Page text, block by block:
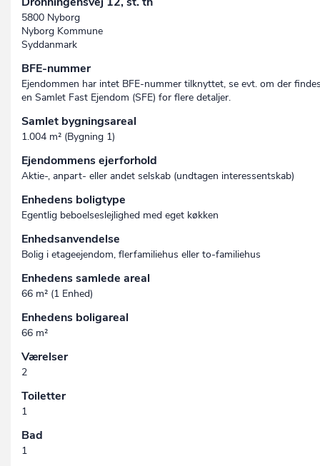
5800 Nyborg
Nyborg Kommune
Syddanmark
BFE-nummer
Ejendommen har intet BFE-nummer tilknyttet, se evt. om der
en Samlet Fast Ejendom (SFE) for flere detaljer.
Samlet bygningsareal
1.004 m² (Bygning 1)
Ejendommens ejerforhold
Aktie-, anpart- eller andet selskab (undtagen interessent­skab)
Enhedens boligtype
Egentlig beboelseslejlighed med eget køkken
Enhedsanvendelse
Bolig i etageejendom, flerfamiliehus eller to-familiehus
Enhedens samlede areal
66 m² (1 Enhed)
Enhedens boligareal
66 m²
Værelser
2
Toiletter
1
Bad
1